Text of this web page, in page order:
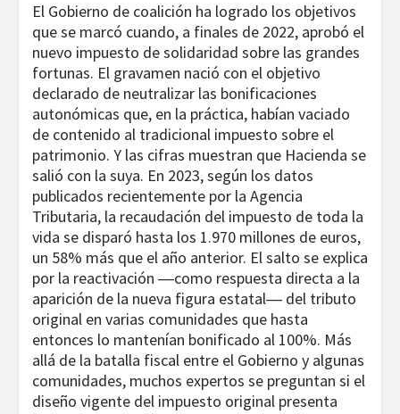
El Gobierno de coalición ha logrado los objetivos
que se marcó cuando, a finales de 2022, aprobó el
nuevo impuesto de solidaridad sobre las grandes
fortunas. El gravamen nació con el objetivo
declarado de neutralizar las bonificaciones
autonómicas que, en la práctica, habían vaciado
de contenido al tradicional impuesto sobre el
patrimonio. Y las cifras muestran que Hacienda se
salió con la suya. En 2023, según los datos
publicados recientemente por la Agencia
Tributaria, la recaudación del impuesto de toda la
vida se disparó hasta los 1.970 millones de euros,
un 58% más que el año anterior. El salto se explica
por la reactivación ―como respuesta directa a la
aparición de la nueva figura estatal― del tributo
original en varias comunidades que hasta
entonces lo mantenían bonificado al 100%. Más
allá de la batalla fiscal entre el Gobierno y algunas
comunidades, muchos expertos se preguntan si el
diseño vigente del impuesto original presenta